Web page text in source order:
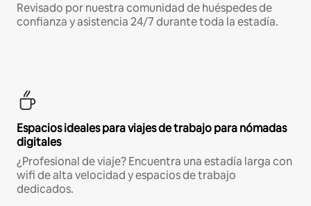
Revisado por nuestra comunidad de huéspedes de
confianza y asistencia 24/7 durante toda la estadía.
Espacios ideales para viajes de trabajo para nómadas
digitales
¿Profesional de viaje? Encuentra una estadía larga con
wifi de alta velocidad y espacios de trabajo
dedicados.